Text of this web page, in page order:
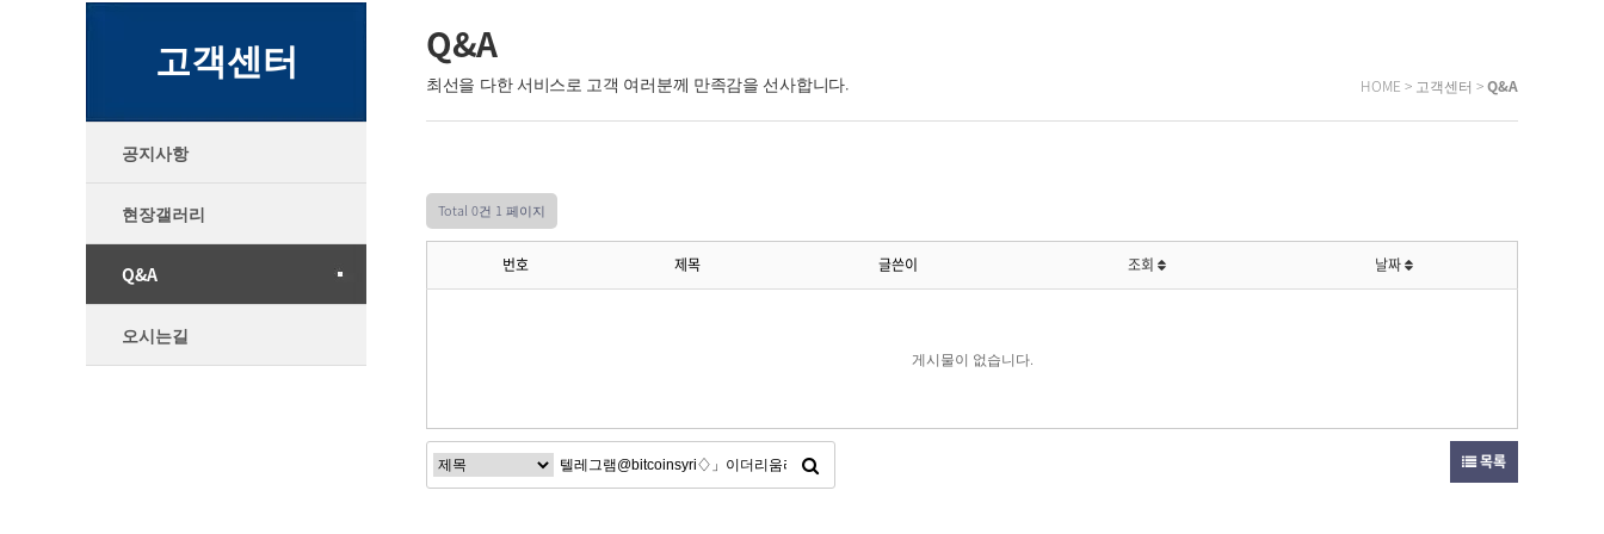
고객센터
공지사항
현장갤러리
Q&A
오시는길
Q&A
최선을 다한 서비스로 고객 여러분께 만족감을 선사합니다. HOME > 고객센터 >Q&A
Total 0건 1 페이지
번호 제목 글쓴이 조회 날짜
게시물이 없습니다.
목록